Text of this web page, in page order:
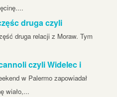
druga czyli
druga relacji z Moraw. Tym
czyli Widelec i
w Palermo zapowiadał
wiało,...